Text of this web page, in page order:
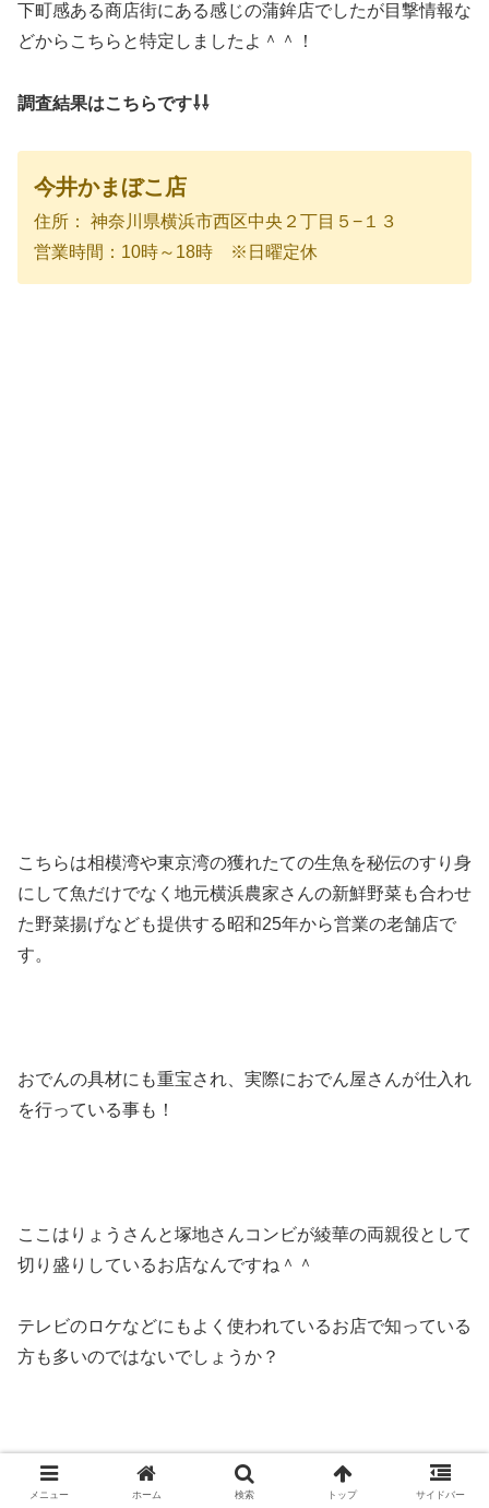
下町感ある商店街にある感じの蒲鉾店でしたが目撃情報な
どからこちらと特定しましたよ＾＾！
調査結果はこちらです⇩⇩
今井かまぼこ店
住所： 神奈川県横浜市西区中央２丁目５−１３
営業時間：10時～18時 ※日曜定休
こちらは相模湾や東京湾の獲れたての生魚を秘伝のすり身
にして魚だけでなく地元横浜農家さんの新鮮野菜も合わせ
た野菜揚げなども提供する昭和25年から営業の老舗店で
す。
おでんの具材にも重宝され、実際におでん屋さんが仕入れ
を行っている事も！
ここはりょうさんと塚地さんコンビが綾華の両親役として
切り盛りしているお店なんですね＾＾
テレビのロケなどにもよく使われているお店で知っている
方も多いのではないでしょうか？
こちらのかまぼこ店がある 藤棚商店街
での目撃情報も上が
メニュー ホーム 検索 トップ サイドバー